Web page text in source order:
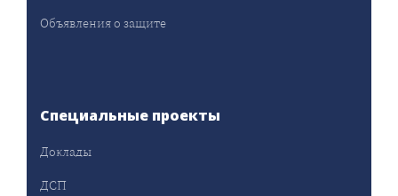
Объявления о защите
Специальные проекты
Доклады
ДСП